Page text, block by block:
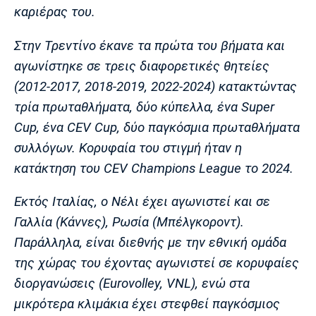
Ντόρτμουντ
Ζερμέν
Μονακό
Αστέρας
Τότεναμ
Πόρτο Μπενφίκα
καριέρας του.
Στην Τρεντίνο έκανε τα πρώτα του βήματα και
αγωνίστηκε σε τρεις διαφορετικές θητείες
(2012-2017, 2018-2019, 2022-2024) κατακτώντας
τρία πρωταθλήματα, δύο κύπελλα, ένα Super
Cup, ένα CEV Cup, δύο παγκόσμια πρωταθλήματα
συλλόγων. Κορυφαία του στιγμή ήταν η
κατάκτηση του CEV Champions League το 2024.
Εκτός Ιταλίας, ο Νέλι έχει αγωνιστεί και σε
Γαλλία (Κάννες), Ρωσία (Μπέλγκοροντ).
Παράλληλα, είναι διεθνής με την εθνική ομάδα
της χώρας του έχοντας αγωνιστεί σε κορυφαίες
διοργανώσεις (Eurovolley, VNL), ενώ στα
μικρότερα κλιμάκια έχει στεφθεί παγκόσμιος